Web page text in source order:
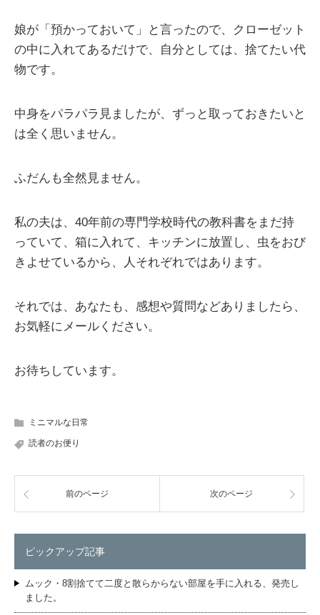
娘が「預かっておいて」と言ったので、クローゼット
の中に入れてあるだけで、自分としては、捨てたい代
物です。
中身をパラパラ見ましたが、ずっと取っておきたいと
は全く思いません。
ふだんも全然見ません。
私の夫は、40年前の専門学校時代の教科書をまだ持
っていて、箱に入れて、キッチンに放置し、虫をおび
きよせているから、人それぞれではあります。
それでは、あなたも、感想や質問などありましたら、
お気軽にメールください。
お待ちしています。
ミニマルな日常
読者のお便り
前のページ 次のページ
ピックアップ記事
ムック・8割捨てて二度と散らからない部屋を手に入れる、発売し
ました。